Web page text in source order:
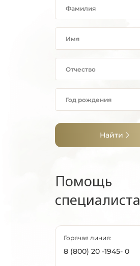
Найти
Помощь
специалиста
Горячая линия:
8 (800) 20 -1945- 0